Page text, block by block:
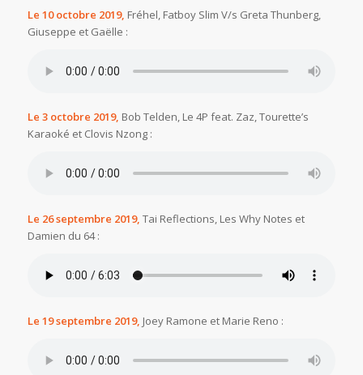
Le 10 octobre 2019, Fréhel, Fatboy Slim V/s Greta Thunberg,
Giuseppe et Gaëlle :
Le 3 octobre 2019, Bob Telden, Le 4P feat. Zaz, Tourette’s
Karaoké et Clovis Nzong :
Le 26 septembre 2019, Tai Reflections, Les Why Notes et
Damien du 64 :
Le 19 septembre 2019, Joey Ramone et Marie Reno :